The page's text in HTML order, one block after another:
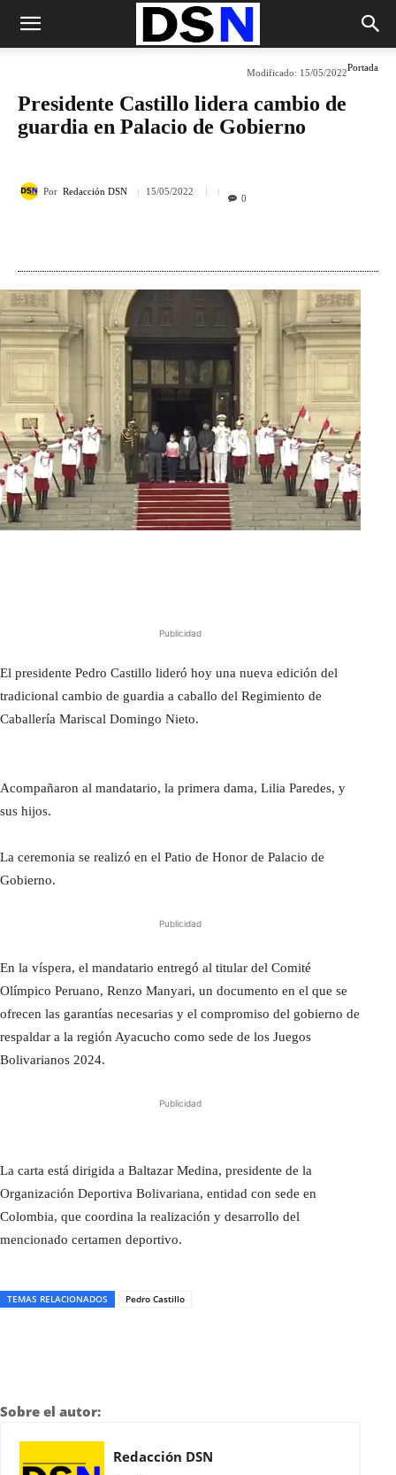
Portada
Modificado: 15/05/2022
Presidente Castillo lidera cambio de
guardia en Palacio de Gobierno
Por Redacción DSN 15/05/2022
0
Publicidad
El presidente Pedro Castillo lideró hoy una nueva edición del
tradicional cambio de guardia a caballo del Regimiento de
Caballería Mariscal Domingo Nieto.
Acompañaron al mandatario, la primera dama, Lilia Paredes, y
sus hijos.
La ceremonia se realizó en el Patio de Honor de Palacio de
Gobierno.
Publicidad
En la víspera, el mandatario entregó al titular del Comité
Olímpico Peruano, Renzo Manyari, un documento en el que se
ofrecen las garantías necesarias y el compromiso del gobierno de
respaldar a la región Ayacucho como sede de los Juegos
Bolivarianos 2024.
Publicidad
La carta está dirigida a Baltazar Medina, presidente de la
Organización Deportiva Bolivariana, entidad con sede en
Colombia, que coordina la realización y desarrollo del
mencionado certamen deportivo.
TEMAS RELACIONADOS Pedro Castillo
Sobre el autor:
Redacción DSN